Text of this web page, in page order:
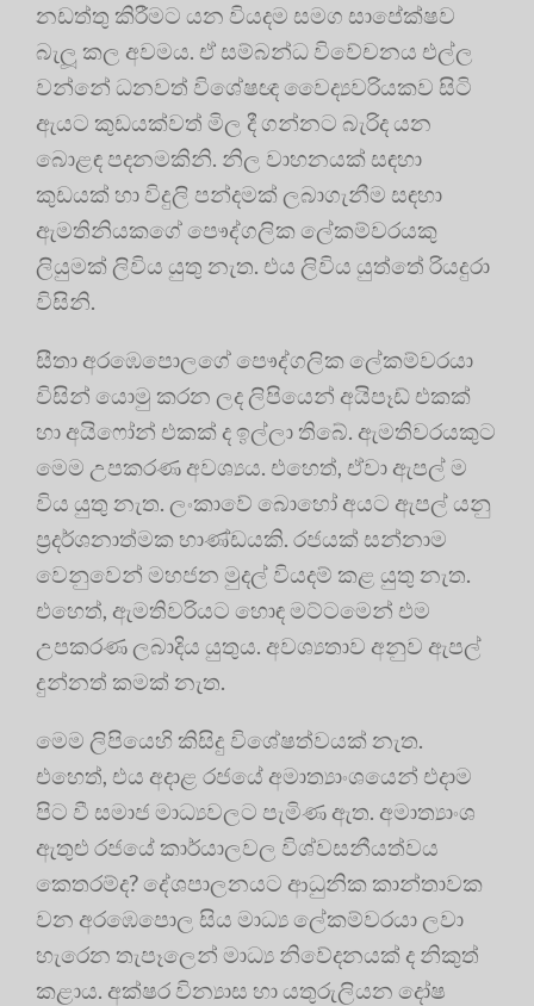
නඩත්තු කිරීමට යන වියදම සමග සාපේක්ෂව
බැලූ කල අවමය. ඒ සම්බන්ධ විවේචනය එල්ල
වන්නේ ධනවත් විශේෂඥ වෛද්‍යවරියකව සිටි
ඇයට කුඩයක්වත් මිල දී ගන්නට බැරිද යන
බොළඳ පදනමකිනි. නිල වාහනයක් සඳහා
කුඩයක් හා විදුලි පන්දමක් ලබාගැනීම සඳහා
ඇමතිනියකගේ පෞද්ගලික ලේකම්වරයකු
ලියුමක් ලිවිය යුතු නැත. එය ලිවිය යුත්තේ රියදුරා
විසිනි.
සීතා අරඹෙපොලගේ පෞද්ගලික ලේකම්වරයා
විසින් යොමු කරන ලද ලිපියෙන් අයිපෑඩ් එකක්
හා අයිෆෝන් එකක් ද ඉල්ලා තිබේ. ඇමතිවරයකුට
මෙම උපකරණ අවශ්‍යය. එහෙත්, ඒවා ඇපල් ම
විය යුතු නැත. ලංකාවේ බොහෝ අයට ඇපල් යනු
ප්‍රදර්ශනාත්මක භාණ්ඩයකි. රජයක් සන්නාම
වෙනුවෙන් මහජන මුදල් වියදම් කළ යුතු නැත.
එහෙත්, ඇමතිවරියට හොඳ මට්ටමෙන් එම
උපකරණ ලබාදිය යුතුය. අවශ්‍යතාව අනුව ඇපල්
දුන්නත් කමක් නැත.
මෙම ලිපියෙහි කිසිදු විශේෂත්වයක් නැත.
එහෙත්, එය අදාළ රජයේ අමාත්‍යාංශයෙන් එදාම
පිට වී සමාජ මාධ්‍යවලට පැමිණ ඇත. අමාත්‍යාංශ
ඇතුළු රජයේ කාර්යාලවල විශ්වසනීයත්වය
කෙතරම්ද? දේශපාලනයට ආධුනික කාන්තාවක
වන අරඹෙපොල සිය මාධ්‍ය ලේකම්වරයා ලවා
හැරෙන තැපෑලෙන් මාධ්‍ය නිවේදනයක් ද නිකුත්
කළාය. අක්ෂර වින්‍යාස හා යතුරුලියන දෝෂ